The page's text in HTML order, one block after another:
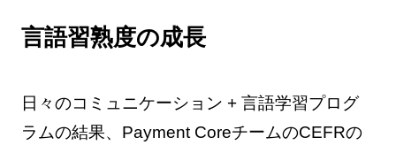
言語習熟度の成長
日々のコミュニケーション + 言語学習プログ
ラムの結果、Payment CoreチームのCEFRの